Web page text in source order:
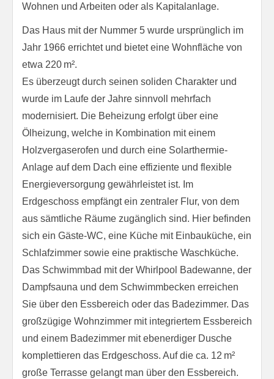
Wohnen und Arbeiten oder als Kapitalanlage.
Das Haus mit der Nummer 5 wurde ursprünglich im
Jahr 1966 errichtet und bietet eine Wohnfläche von
etwa 220 m².
Es überzeugt durch seinen soliden Charakter und
wurde im Laufe der Jahre sinnvoll mehrfach
modernisiert. Die Beheizung erfolgt über eine
Ölheizung, welche in Kombination mit einem
Holzvergaserofen und durch eine Solarthermie-
Anlage auf dem Dach eine effiziente und flexible
Energieversorgung gewährleistet ist. Im
Erdgeschoss empfängt ein zentraler Flur, von dem
aus sämtliche Räume zugänglich sind. Hier befinden
sich ein Gäste-WC, eine Küche mit Einbauküche, ein
Schlafzimmer sowie eine praktische Waschküche.
Das Schwimmbad mit der Whirlpool Badewanne, der
Dampfsauna und dem Schwimmbecken erreichen
Sie über den Essbereich oder das Badezimmer. Das
großzügige Wohnzimmer mit integriertem Essbereich
und einem Badezimmer mit ebenerdiger Dusche
komplettieren das Erdgeschoss. Auf die ca. 12 m²
große Terrasse gelangt man über den Essbereich.